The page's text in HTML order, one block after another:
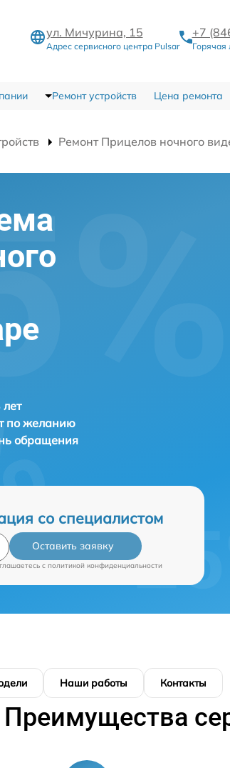
ул. Мичурина, 15
Адрес сервисного центра Pulsar
+7
Горячая
Ремонт устройств Цена ремонта
Ремонт Прицелов ночного
по желанию
обращения
со специалистом
Оставить заявку
c политикой конфиденциальности
Наши работы Контакты
Преимущества